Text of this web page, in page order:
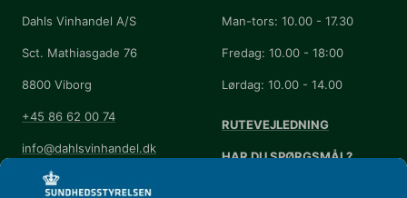
Dahls Vinhandel A/S
Sct. Mathiasgade 76
8800 Viborg
+45 86 62 00 74
info@dahlsvinhandel.dk
Handelsbetingelser
Man-tors: 10.00 - 17.30
Fredag: 10.00 - 18:00
Lørdag: 10.00 - 14.00
RUTEVEJLEDNING
HAR DU SPØRGSMÅL?